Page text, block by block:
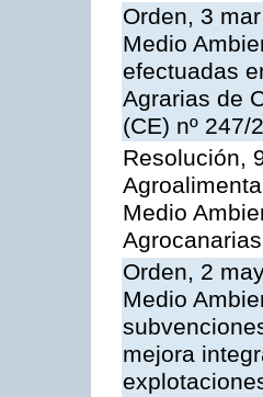
Orden, 3
Medio
efectuadas
Agrarias de
(CE) nº
Resolución,
Medio
Orden, 2
Medio
mejora